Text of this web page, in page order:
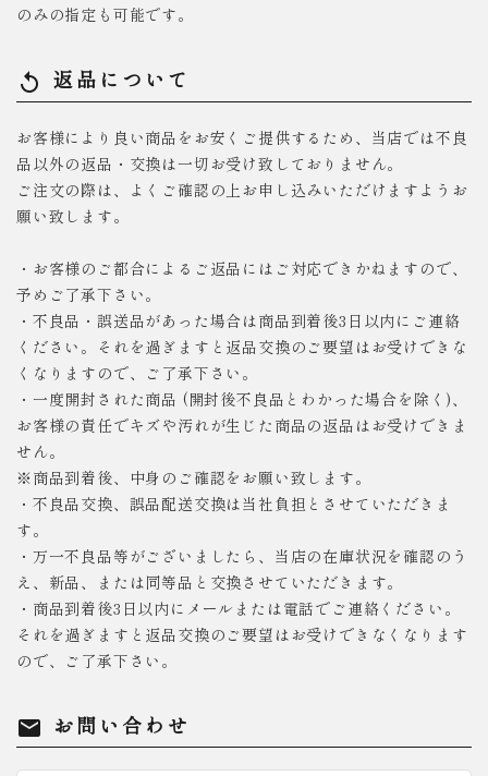
のみの指定も可能です。
replay 返品について
お客様により良い商品をお安くご提供するため、当店では不良
品以外の返品・交換は一切お受け致しておりません。
ご注文の際は、よくご確認の上お申し込みいただけますようお
願い致します。
・お客様のご都合によるご返品にはご対応できかねますので、
予めご了承下さい。
・不良品・誤送品があった場合は商品到着後3日以内にご連絡
ください。それを過ぎますと返品交換のご要望はお受けできな
くなりますので、ご了承下さい。
・一度開封された商品 (開封後不良品とわかった場合を除く)、
お客様の責任でキズや汚れが生じた商品の返品はお受けできま
せん。
※商品到着後、中身のご確認をお願い致します。
・不良品交換、誤品配送交換は当社負担とさせていただきま
す。
・万一不良品等がございましたら、当店の在庫状況を確認のう
え、新品、または同等品と交換させていただきます。
・商品到着後3日以内にメールまたは電話でご連絡ください。
それを過ぎますと返品交換のご要望はお受けできなくなります
ので、ご了承下さい。
mail お問い合わせ